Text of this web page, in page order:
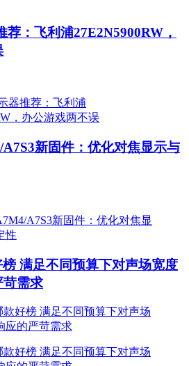
：飞利浦27E2N5900RW，
新固件：优化对焦显示与
满足不同预算下对声场宽度
苛需求